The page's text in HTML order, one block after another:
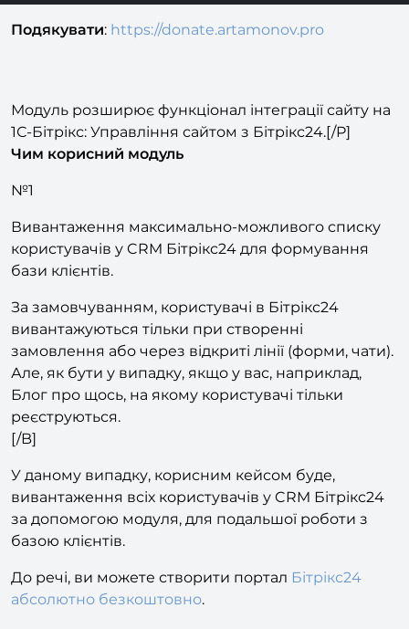
Модуль розширює функціонал інтеграції сайту на
1С-Бітрікс: Управління сайтом з Бітрікс24.[/P]
Чим корисний модуль
№1
Вивантаження максимально-можливого списку
користувачів у CRM Бітрікс24 для формування
бази клієнтів.
За замовчуванням, користувачі в Бітрікс24
вивантажуються тільки при створенні
замовлення або через відкриті лінії (форми, чати).
Але, як бути у випадку, якщо у вас, наприклад,
Блог про щось, на якому користувачі тільки
реєструються.
[/B]
У даному випадку, корисним кейсом буде,
вивантаження всіх користувачів у CRM Бітрікс24
за допомогою модуля, для подальшої роботи з
базою клієнтів.
До речі, ви можете створити портал